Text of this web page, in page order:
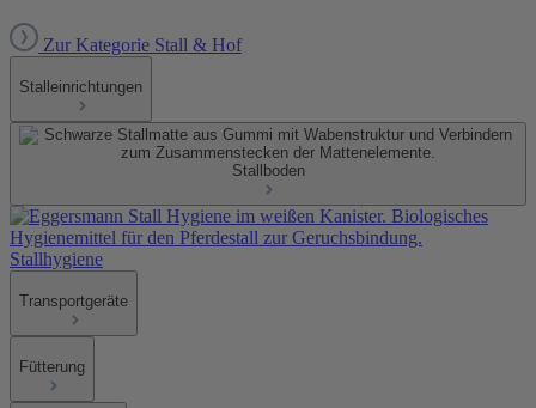
Zur Kategorie Stall & Hof
Stalleinrichtungen
Stallboden
Stallhygiene
Transportgeräte
Fütterung